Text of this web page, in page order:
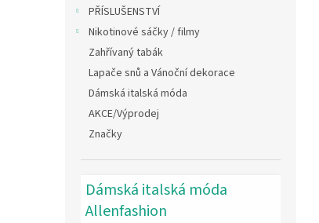
PŘÍSLUŠENSTVÍ
Nikotinové sáčky / filmy
Zahřívaný tabák
Lapače snů a Vánoční dekorace
Dámská italská móda
AKCE/Výprodej
Značky
Dámská italská móda
Allenfashion